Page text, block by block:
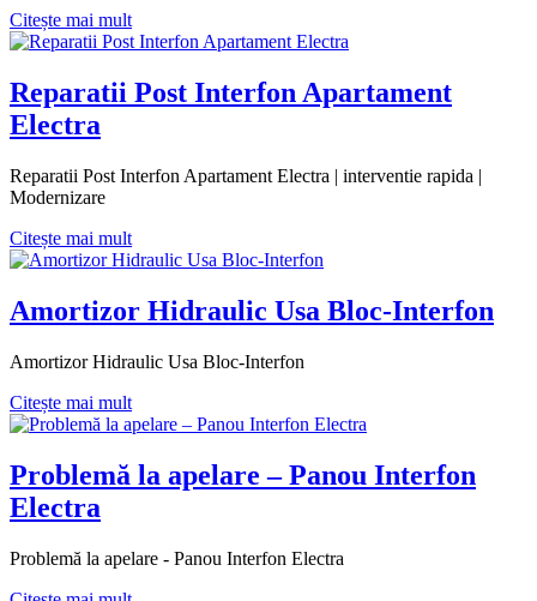
Citește mai mult
Reparatii Post Interfon Apartament
Electra
Reparatii Post Interfon Apartament Electra | interventie rapida |
Modernizare
Citește mai mult
Amortizor Hidraulic Usa Bloc-Interfon
Amortizor Hidraulic Usa Bloc-Interfon
Citește mai mult
Problemă la apelare – Panou Interfon
Electra
Problemă la apelare - Panou Interfon Electra